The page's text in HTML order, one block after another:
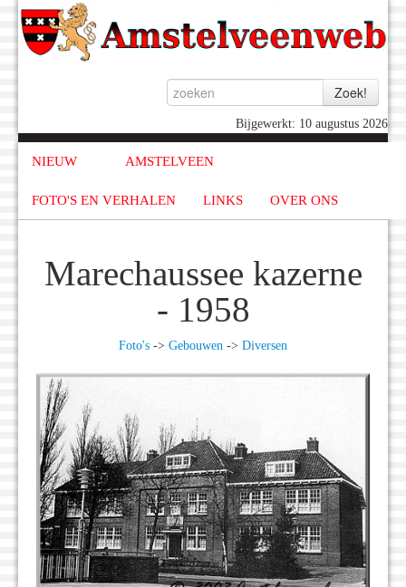
Bijgewerkt: 10 augustus 2026
NIEUW AMSTELVEEN
FOTO'S EN VERHALEN LINKS OVER ONS
Marechaussee kazerne
- 1958
Foto's -> Gebouwen -> Diversen